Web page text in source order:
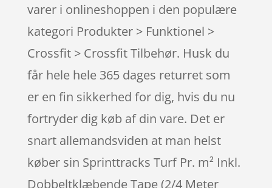
varer i onlineshoppen i den populære
kategori Produkter > Funktionel >
Crossfit > Crossfit Tilbehør. Husk du
får hele hele 365 dages returret som
er en fin sikkerhed for dig, hvis du nu
fortryder dig køb af din vare. Det er
snart allemandsviden at man helst
køber sin Sprinttracks Turf Pr. m² Inkl.
Dobbeltklæbende Tape (2/4 Meter